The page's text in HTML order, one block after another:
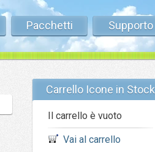
Pacchetti Supporto
Carrello Icone in Stock
Il carrello è vuoto
Vai al carrello